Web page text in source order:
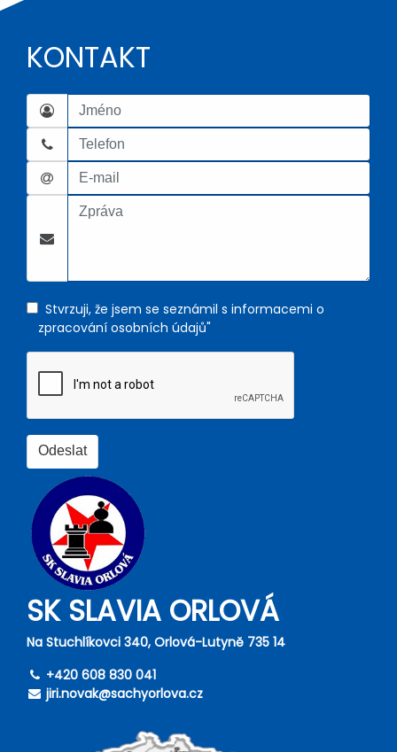
KONTAKT
Stvrzuji, že jsem se seznámil s informacemi o
zpracování osobních údajů"
SK SLAVIA ORLOVÁ
Na Stuchlíkovci 340, Orlová-Lutyně 735 14
+420 608 830 041
jiri.novak@sachyorlova.cz